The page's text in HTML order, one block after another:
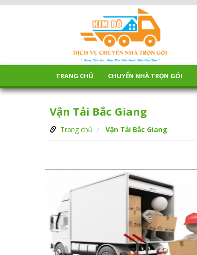
TRANG CHỦ CHUYỂN NHÀ TRỌN GÓI
Vận Tải Bắc Giang
Trang chủ Vận Tải Bắc Giang